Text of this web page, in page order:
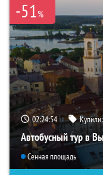
-51%
02:24:53
Автобусный тур в
Сенная площадь